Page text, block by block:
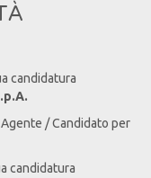
candidatura
/ Candidato per
candidatura